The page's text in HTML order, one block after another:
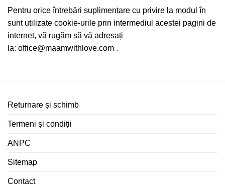
Pentru orice întrebări suplimentare cu privire la modul în
sunt utilizate cookie-urile prin intermediul acestei pagini de
internet, vă rugăm să vă adresați
la: office@maamwithlove.com .
Returnare și schimb
Termeni și condiții
ANPC
Sitemap
Contact